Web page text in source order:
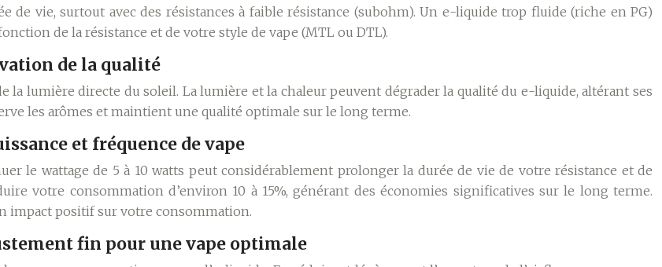
vie, surtout avec des résistances à faible résistance (subohm). Un e-liquide trop fluide (riche en PG)
de la résistance et de votre style de vape (MTL ou DTL).
de la qualité
la lumière directe du soleil. La lumière et la chaleur peuvent dégrader la qualité du e-liquide, altérant ses
les arômes et maintient une qualité optimale sur le long terme.
et fréquence de vape
le wattage de 5 à 10 watts peut considérablement prolonger la durée de vie de votre résistance et de
votre consommation d’environ 10 à 15%, générant des économies significatives sur le long terme.
impact positif sur votre consommation.
fin pour une vape optimale